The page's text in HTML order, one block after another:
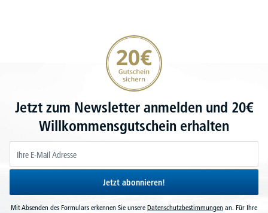
20€ Gutschein sichern
Jetzt zum Newsletter anmelden und 20€
Willkommensgutschein erhalten
Jetzt abonnieren!
Mit Absenden des Formulars erkennen Sie unsere Datenschutzbestimmungen an. Für Ihre